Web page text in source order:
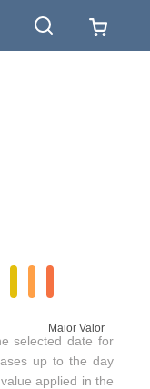
Maior Valor
selected date for
up to the day
applied in the